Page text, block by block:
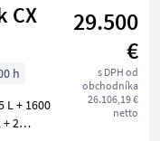
CX
29.500
€
s DPH od
obchodníka
26.106,19 €
netto
h
L + 1600
2